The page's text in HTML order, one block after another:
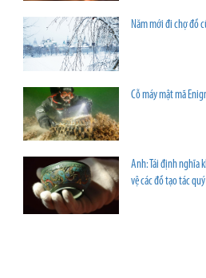
Năm mới đi chợ đồ
Cỗ máy mật mã
Anh: Tái định nghĩa
vệ các đồ tạo tác